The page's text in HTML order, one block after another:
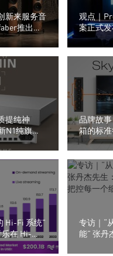
新来服务音
推出了
G3系列音箱
观点｜
案正式
新设计
提纯神
N1纯旗舰
登场
品牌故
箱的标准
入式高
Hi-Fi 系统”
乐在 Hi-
的表现
专访｜“
能” 张丹